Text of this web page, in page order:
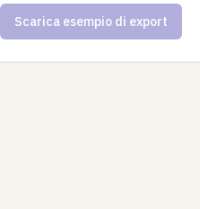
Scarica esempio di export